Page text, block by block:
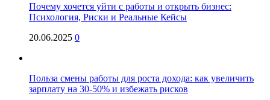
Почему хочется уйти с работы и открыть бизнес:
Психология, Риски и Реальные Кейсы
20.06.2025 0
Польза смены работы для роста дохода: как увеличить
зарплату на 30-50% и избежать рисков